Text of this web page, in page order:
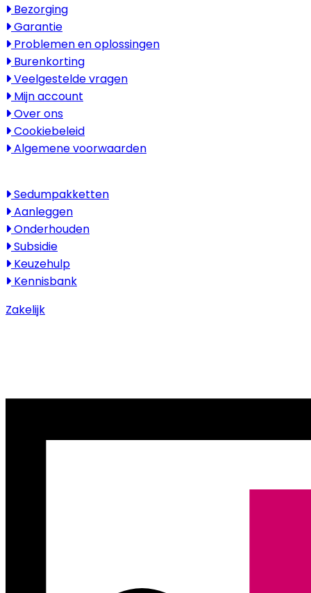
Bezorging
Garantie
Problemen en oplossingen
Burenkorting
Veelgestelde vragen
Mijn account
Over ons
Cookiebeleid
Algemene voorwaarden
Sedumpakketten
Aanleggen
Onderhouden
Subsidie
Keuzehulp
Kennisbank
Zakelijk